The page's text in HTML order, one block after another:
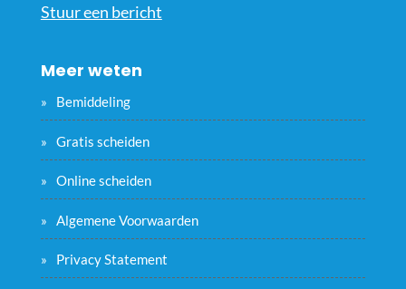
Stuur een bericht
Meer weten
Bemiddeling
Gratis scheiden
Online scheiden
Algemene Voorwaarden
Privacy Statement